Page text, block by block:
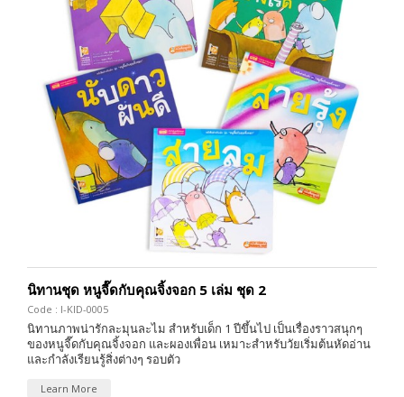
นิทานชุด หนูจี๊ดกับคุณจิ้งจอก 5 เล่ม ชุด 2
Code : I-KID-0005
นิทานภาพน่ารักละมุนละไม สำหรับเด็ก 1 ปีขึ้นไป เป็นเรื่องราวสนุกๆ
ของหนูจี๊ดกับคุณจิ้งจอก และผองเพื่อน เหมาะสำหรับวัยเริ่มต้นหัดอ่าน
และกำลังเรียนรู้สิ่งต่างๆ รอบตัว
Learn More